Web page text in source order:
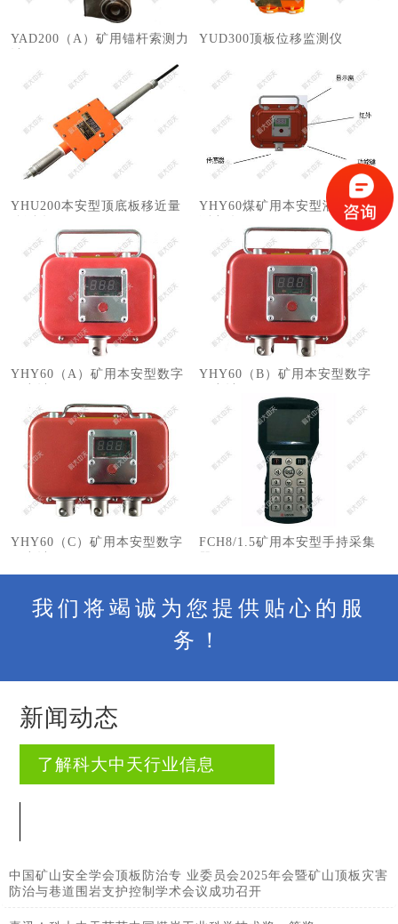
YAD200（A）矿用锚杆索测力
​YUD300顶板位移监测仪
YHU200本安型顶底板移近量
YHY60煤矿用本安型液压支架
YHY60（A）矿用本安型数字
YHY60（B）矿用本安型数字
YHY60（C）矿用本安型数字
FCH8/1.5矿用本安型手持采集
我们将竭诚为您提供贴心的服
务！
新闻动态
了解科大中天行业信息
中国矿山安全学会顶板防治专 业委员会2025年会暨矿山顶板灾害
防治与巷道围岩支护控制学术会议成功召开